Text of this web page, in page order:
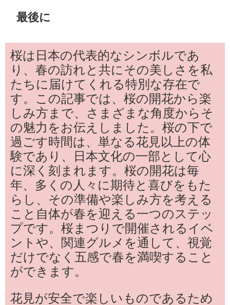
最後に
桜は日本の代表的なシンボルであ
り、春の訪れと共にその美しさを私
たちに届けてくれる特別な存在で
す。この記事では、桜の開花から楽
しみ方まで、さまざまな角度からそ
の魅力をお伝えしました。桜の下で
過ごす時間は、単なる花見以上の体
験であり、日本文化の一部として心
に深く刻まれます。桜の開花は毎
年、多くの人々に期待と喜びをもた
らし、その準備や楽しみ方を考える
こと自体が春を迎える一つのステッ
プです。桜まつりで開催されるイベ
ントや、関連グルメを通して、視覚
だけでなく五感で春を満喫すること
ができます。
花見が安全で楽しいものであるため